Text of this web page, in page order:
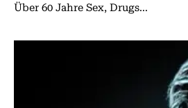
Über 60 Jahre Sex, Drugs...